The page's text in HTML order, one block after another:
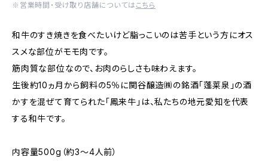
※営業時間・受け取り店舗については こちら
和牛のすき焼きを食べたいけど脂っこいのは苦手という方にオス
スメな部位がモモ肉です。
筋肉質な部位なので、お肉のらしさも味わえます。
生後約10ヵ月から飼料の5％に関谷醸造㈱の銘酒「蓬莱泉」の酒
かすを混ぜて育てられた「鳳来牛」は、私たちの地元愛知を代表
する和牛です。
内容量500g（約3〜4人前）